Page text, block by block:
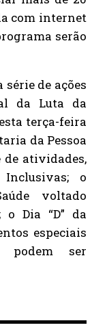
com internet
serão
de ações
da Luta da
terça-feira
da Pessoa
de atividades,
o
voltado
o Dia “D” da
especiais
podem ser